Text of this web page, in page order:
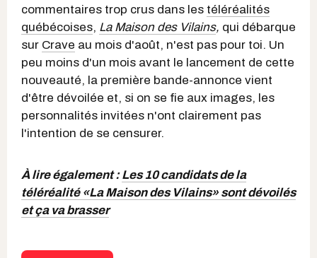
commentaires trop crus dans les téléréalités
québécoises, La Maison des Vilains, qui débarque
sur Crave au mois d'août, n'est pas pour toi. Un
peu moins d'un mois avant le lancement de cette
nouveauté, la première bande-annonce vient
d'être dévoilée et, si on se fie aux images, les
personnalités invitées n'ont clairement pas
l'intention de se censurer.
À lire également :Les 10 candidats de la
téléréalité «La Maison des Vilains» sont dévoilés
et ça va brasser